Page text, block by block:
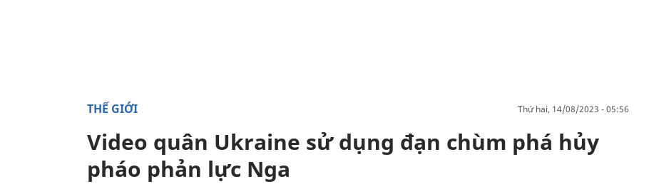
THẾ GIỚI thứ hai, 14/08/2023 - 05:56
Video quân Ukraine sử dụng đạn chùm phá hủy
pháo phản lực Nga